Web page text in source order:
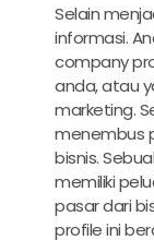
Selain
informasi.
company
anda, atau
marketing.
menembus
bisnis.
memiliki
pasar dari
profile ini